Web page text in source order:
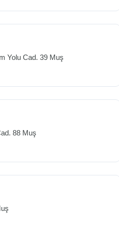
Yolu Cad. 39 Muş
88 Muş